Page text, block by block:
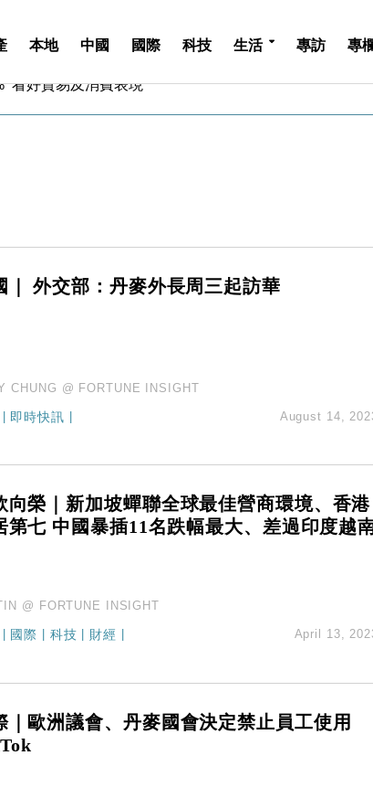
本地 中國 國際 科技 生活 專訪 專
增15%至47仙
43歲女子損失近6900萬元
增15%至47仙
看好貿易及消費表現
43歲女子損失近6900萬元
2%
蔡德粦接任
最長跌勢
期 貿易順差達1125億美元
彈藥庫存緊張
｜ 外交部：丹麥外長周三起訪華
CHUNG @ FORTUNE INSIGHT
即時快訊 August 14,
向榮｜新加坡蟬聯全球最佳營商環境、香港
第七 中國暴插11名跌幅最大、差過印度越
@ FORTUNE INSIGHT
國際 科技 財經 April 13,
｜歐洲議會、丹麥國會決定禁止員工使用